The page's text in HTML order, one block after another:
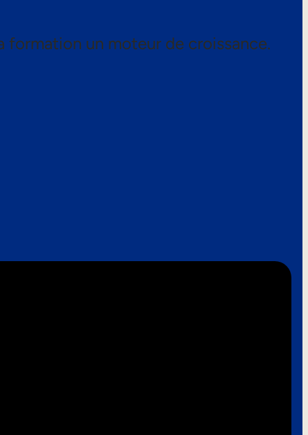
un moteur de croissance.